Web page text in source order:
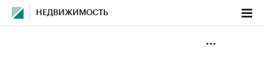
НЕДВИЖИМОСТЬ